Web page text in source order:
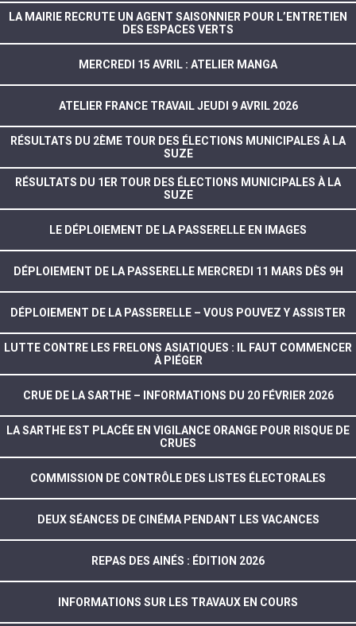
LA MAIRIE RECRUTE UN AGENT SAISONNIER POUR L’ENTRETIEN
DES ESPACES VERTS
MERCREDI 15 AVRIL : ATELIER MANGA
ATELIER FRANCE TRAVAIL JEUDI 9 AVRIL 2026
RÉSULTATS DU 2ÈME TOUR DES ÉLECTIONS MUNICIPALES À LA
SUZE
RÉSULTATS DU 1ER TOUR DES ÉLECTIONS MUNICIPALES À LA
SUZE
LE DÉPLOIEMENT DE LA PASSERELLE EN IMAGES
DÉPLOIEMENT DE LA PASSERELLE MERCREDI 11 MARS DÈS 9H
DÉPLOIEMENT DE LA PASSERELLE – VOUS POUVEZ Y ASSISTER
LUTTE CONTRE LES FRELONS ASIATIQUES : IL FAUT COMMENCER
À PIÉGER
CRUE DE LA SARTHE – INFORMATIONS DU 20 FÉVRIER 2026
LA SARTHE EST PLACÉE EN VIGILANCE ORANGE POUR RISQUE DE
CRUES
COMMISSION DE CONTRÔLE DES LISTES ÉLECTORALES
DEUX SÉANCES DE CINÉMA PENDANT LES VACANCES
REPAS DES AINÉS : ÉDITION 2026
INFORMATIONS SUR LES TRAVAUX EN COURS